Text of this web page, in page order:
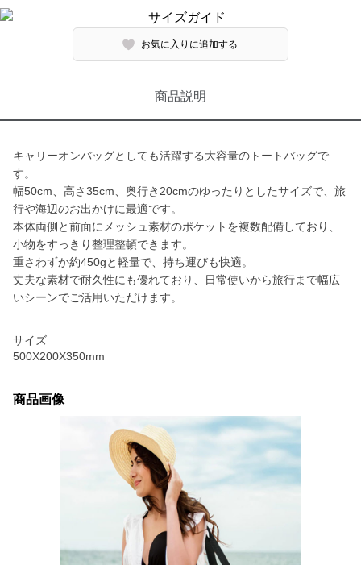
お気に入りに追加する
商品説明
キャリーオンバッグとしても活躍する大容量のトートバッグで
す。
幅50cm、高さ35cm、奥行き20cmのゆったりとしたサイズで、旅
行や海辺のお出かけに最適です。
本体両側と前面にメッシュ素材のポケットを複数配備しており、
小物をすっきり整理整頓できます。
重さわずか約450gと軽量で、持ち運びも快適。
丈夫な素材で耐久性にも優れており、日常使いから旅行まで幅広
いシーンでご活用いただけます。
サイズ
500X200X350mm
商品画像